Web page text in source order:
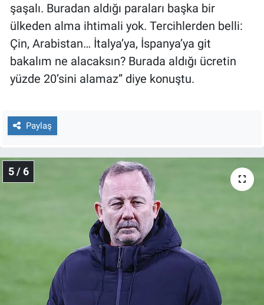
şaşalı. Buradan aldığı paraları başka bir
ülkeden alma ihtimali yok. Tercihlerden belli:
Çin, Arabistan… İtalya’ya, İspanya’ya git
bakalım ne alacaksın? Burada aldığı ücretin
yüzde 20’sini alamaz” diye konuştu.
Paylaş
5 / 6